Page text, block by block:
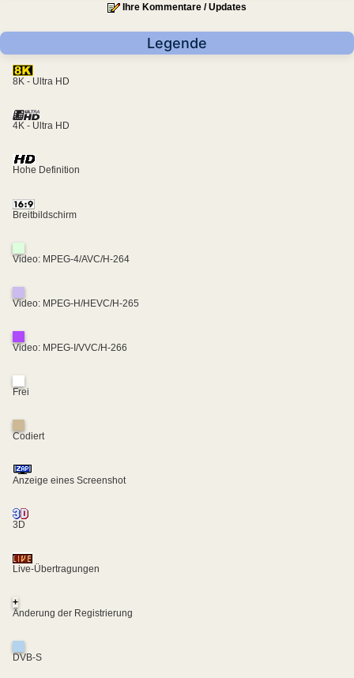
Ihre Kommentare / Updates
Legende
8K - Ultra HD
4K - Ultra HD
Hohe Definition
Breitbildschirm
Video: MPEG-4/AVC/H-264
Video: MPEG-H/HEVC/H-265
Video: MPEG-I/VVC/H-266
Frei
Codiert
Anzeige eines Screenshot
3D
Live-Übertragungen
+
Änderung der Registrierung
DVB-S